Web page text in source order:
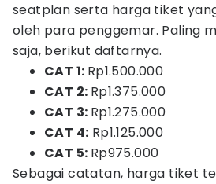
seatplan serta harga tiket
oleh para penggemar. Paling
saja, berikut daftarnya.
CAT 1: Rp1.500.000
CAT 2: Rp1.375.000
CAT 3: Rp1.275.000
CAT 4: Rp1.125.000
CAT 5: Rp975.000
Sebagai catatan, harga tiket